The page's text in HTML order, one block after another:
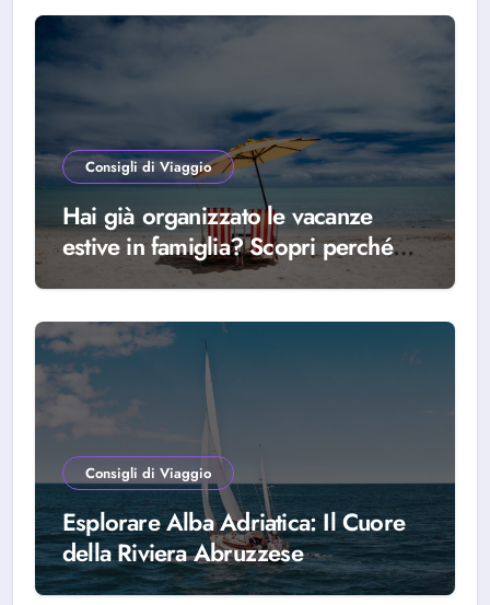
Consigli di Viaggio
Hai già organizzato le vacanze
estive in famiglia? Scopri perché
scegliere Alba Adriatica
Consigli di Viaggio
Esplorare Alba Adriatica: Il Cuore
della Riviera Abruzzese